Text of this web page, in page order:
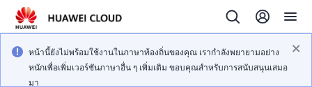
หน้านี้ยังไม่พร้อมใช้งานในภาษาท้องถิ่นของคุณ เรากำลังพยายามอย่าง
หนักเพื่อเพิ่มเวอร์ชันภาษาอื่น ๆ เพิ่มเติม ขอบคุณสำหรับการสนับสนุนเสมอ
มา